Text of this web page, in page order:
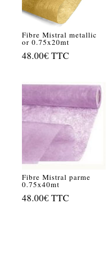
Fibre Mistral metallic
or 0.75x20mt
48.00€ TTC
Fibre Mistral parme
0.75x40mt
48.00€ TTC